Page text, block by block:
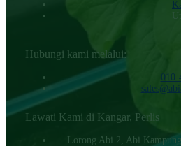
Hubungi kami melalui:
010-
Lawati Kami di Kangar, Perlis
Lorong Abi 2, Abi